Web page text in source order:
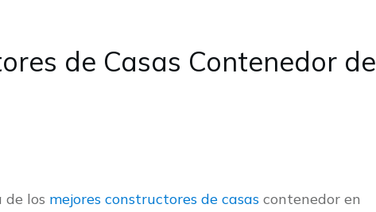
de Casas Contenedor de
de los mejores constructores de casas contenedor en